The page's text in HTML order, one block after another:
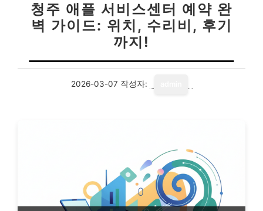
청주 애플 서비스센터 예약 완
벽 가이드: 위치, 수리비, 후기
까지!
2026-03-07 작성자: